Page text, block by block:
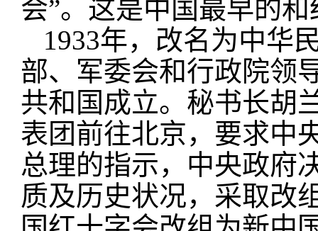
会”。这是中国最早的
1933年，改名为中华
部、军委会和行政院领
共和国成立。秘书长胡
表团前往北京，要求中
总理的指示，中央政府
质及历史状况，采取改